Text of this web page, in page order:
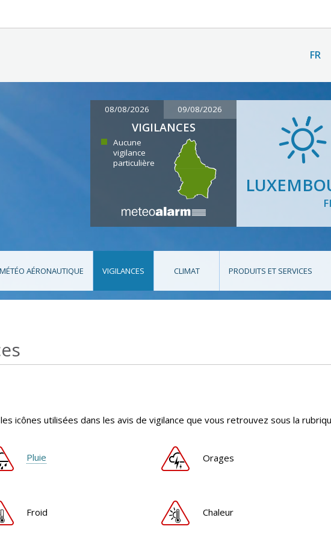
FR
08/08/2026 09/08/2026
VIGILANCES
Aucune
vigilance
particulière
MÉTÉO AÉRONAUTIQUE VIGILANCES CLIMAT PRODUITS ET SERVICES
icônes utilisées dans les avis de vigilance que vous retrouvez sous la
Pluie Orages
Froid Chaleur